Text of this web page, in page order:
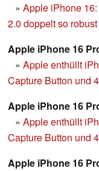
» Apple iPhone
2.0 doppelt so
Apple iPhone 16
» Apple enthüllt
Capture Button und
Apple iPhone 16
» Apple enthüllt
Capture Button und
Apple iPhone 16